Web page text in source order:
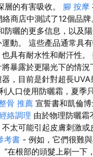
的有害吸收。 腳 按摩
商店中測試了12個品
曬的更多信息，以及
動。 這些產品通常具
具有耐水性和耐汗性
暴露於更陽光下的情
目前是針對超長UVA
人口使用防曬霜，夏季
骨 推薦 宣誓書和凱倫
絡調理 由於物理防曬霜
太可能引起皮膚刺激或
考書 - 例如，它們很難
在根部的頭髮上刷一下